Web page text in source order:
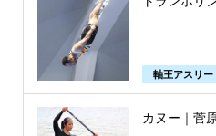
軸王アスリー
カヌー｜菅